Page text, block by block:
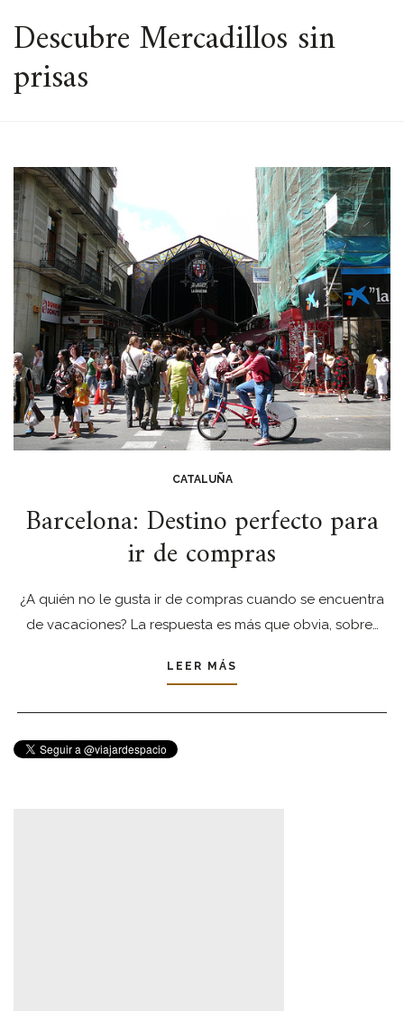
ESPACIO
Descubre Mercadillos sin
prisas
CATALUÑA
Barcelona: Destino perfecto para
ir de compras
¿A quién no le gusta ir de compras cuando se encuentra
de vacaciones? La respuesta es más que obvia, sobre…
LEER MÁS